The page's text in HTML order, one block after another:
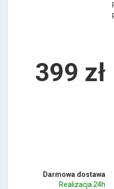
399 zł
Darmowa dostawa
Realizacja 24h